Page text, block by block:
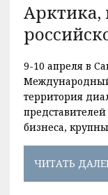
Арктика,
9-10 апреля в
территория
бизнеса,
ЧИТАТЬ